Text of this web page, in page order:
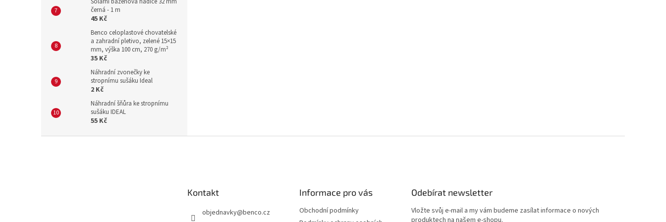
černá - 1 m
45 Kč
Benco celoplastové chovatelské
a zahradní pletivo, zelené 15×15
mm, výška 100 cm, 270 g/m²
35 Kč
Náhradní zvonečky ke
stropnímu sušáku Ideal
2 Kč
Náhradní šňůra ke stropnímu
sušáku IDEAL
55 Kč
Kontakt
objednavky@benco.cz
Informace pro vás
Obchodní podmínky
Odebírat newsletter
Vložte svůj e-mail a my vám budeme zasílat informace o nových
produktech na našem e-shopu.